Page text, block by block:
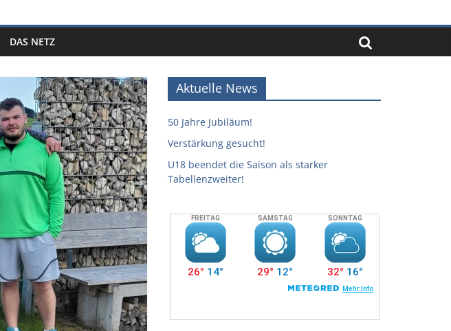
DAS NETZ
Aktuelle News
50 Jahre Jubiläum!
Verstärkung gesucht!
U18 beendet die Saison als starker
Tabellenzweiter!